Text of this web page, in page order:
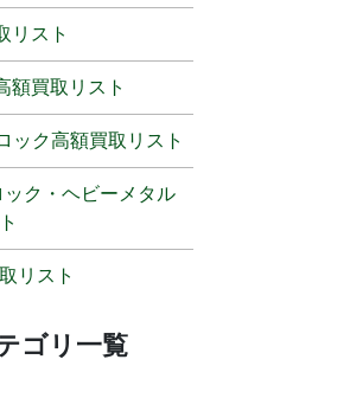
リスト
額買取リスト
ック高額買取リスト
ク・ヘビーメタル
リスト
ゴリ一覧